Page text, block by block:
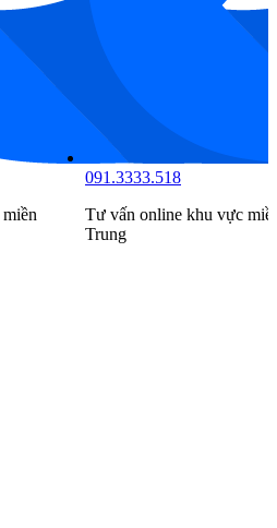
miền
091.3333.518
Tư vấn online khu vực
Trung